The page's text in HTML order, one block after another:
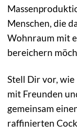
Menschen, die
Wohnraum mit
bereichern
Stell Dir vor,
mit Freunden
gemeinsam
raffinierten